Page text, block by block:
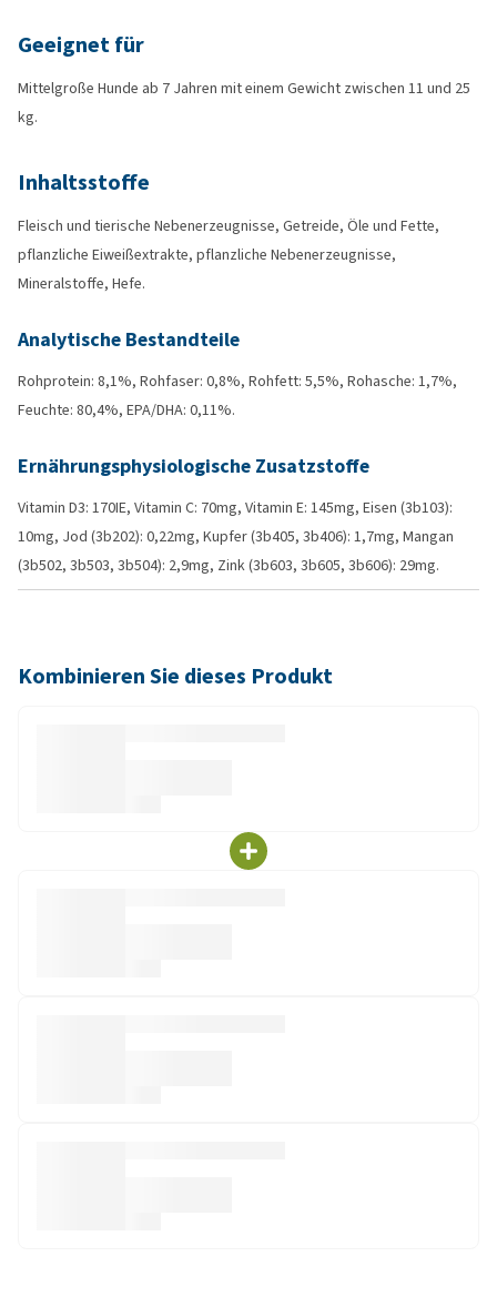
Geeignet für
Mittelgroße Hunde ab 7 Jahren mit einem Gewicht zwischen 11 und 25
kg.
Inhaltsstoffe
Fleisch und tierische Nebenerzeugnisse, Getreide, Öle und Fette,
pflanzliche Eiweißextrakte, pflanzliche Nebenerzeugnisse,
Mineralstoffe, Hefe.
Analytische Bestandteile
Rohprotein: 8,1%, Rohfaser: 0,8%, Rohfett: 5,5%, Rohasche: 1,7%,
Feuchte: 80,4%, EPA/DHA: 0,11%.
Ernährungsphysiologische Zusatzstoffe
Vitamin D3: 170IE, Vitamin C: 70mg, Vitamin E: 145mg, Eisen (3b103):
10mg, Jod (3b202): 0,22mg, Kupfer (3b405, 3b406): 1,7mg, Mangan
(3b502, 3b503, 3b504): 2,9mg, Zink (3b603, 3b605, 3b606): 29mg.
Kombinieren Sie dieses Produkt